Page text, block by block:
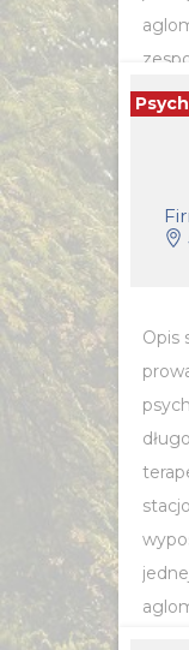
Opis